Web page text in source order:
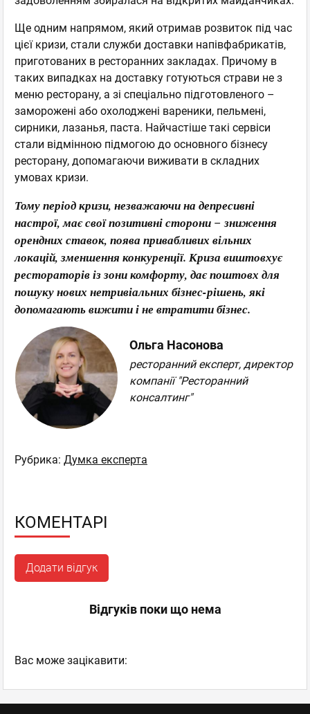
Ще одним напрямом, який отримав розвиток під час
цієї кризи, стали служби доставки напівфабрикатів,
приготованих в ресторанних закладах. Причому в
таких випадках на доставку готуються страви не з
меню ресторану, а зі спеціально підготовленого –
заморожені або охолоджені вареники, пельмені,
сирники, лазанья, паста. Найчастіше такі сервіси
стали відмінною підмогою до основного бізнесу
ресторану, допомагаючи виживати в складних
умовах кризи.
Тому період кризи, незважаючи на депресивні
настрої, має свої позитивні сторони – зниження
орендних ставок, поява привабливих вільних
локацій, зменшення конкуренції. Криза виштовхує
рестораторів із зони комфорту, дає поштовх для
пошуку нових нетривіальних бізнес-рішень, які
допомагають вижити і не втратити бізнес.
Ольга Насонова
ресторанний експерт, директор
компанії "Ресторанний
консалтинг"
Рубрика: Думка експерта
КОМЕНТАРІ
Додати відгук
Відгуків поки що нема
Вас може зацікавити: